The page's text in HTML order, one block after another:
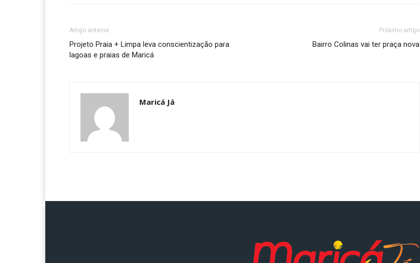
Artigo anterior
Projeto Praia + Limpa leva conscientização para
lagoas e praias de Maricá
Próximo artigo
Bairro Colinas vai ter praça nova
Maricá Já